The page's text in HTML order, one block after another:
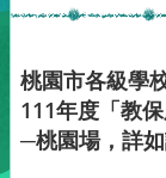
桃園市各級學
111年度「教
─桃園場，詳